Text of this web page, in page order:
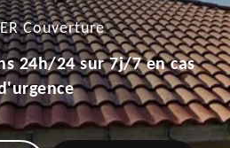
Couverture
24h/24 sur 7j/7 en cas